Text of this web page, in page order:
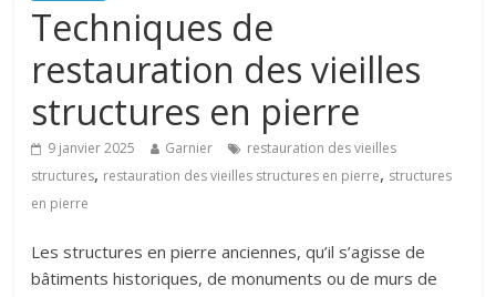
Techniques de
restauration des vieilles
structures en pierre
9 janvier 2025 Garnier
restauration des vieilles
structures, restauration des vieilles structures en pierre, structures
en pierre
Les structures en pierre anciennes, qu’il s’agisse de
bâtiments historiques, de monuments ou de murs de